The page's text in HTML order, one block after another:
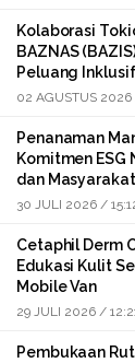
Kolaborasi
BAZNAS
Peluang Inklusif
02 AGUSTUS
Penanaman
Komitmen ESG
dan Masyarakat
30 JULI 2026 /
Cetaphil Derm
Edukasi Kulit
Mobile Van
29 JULI 2026 /
Pembukaan